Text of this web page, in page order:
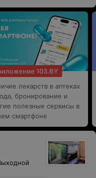
103.BY
лекарств в аптеках
бронирование и
полезные сервисы в
смартфоне